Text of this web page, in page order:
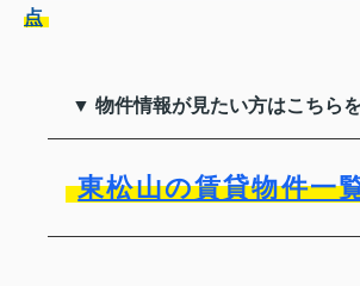
点
▼ 物件情報が見たい方はこちら
東松山の賃貸物件一